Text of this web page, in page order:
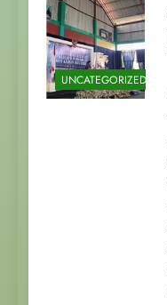
UNCATEGORIZED